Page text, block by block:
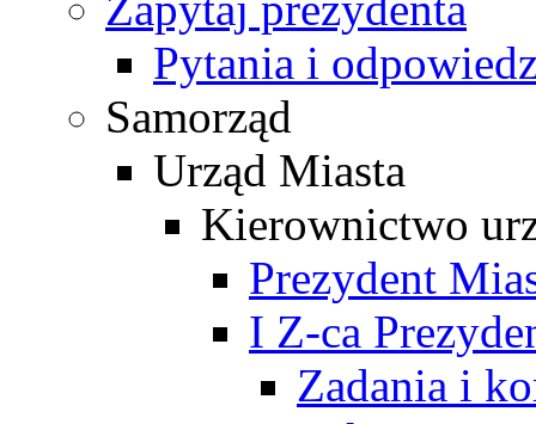
Pytania i
Samorząd
Urząd Miasta
Kierownictwo
Prezydent
I Z-ca
Zadania i